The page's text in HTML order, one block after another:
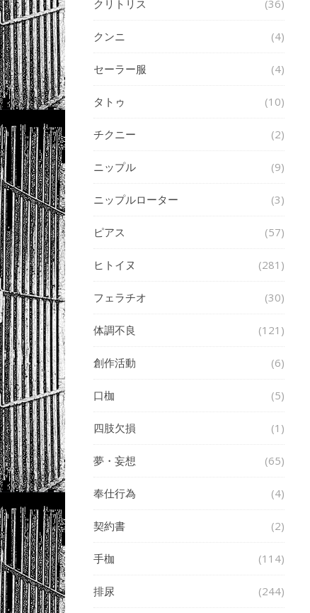
クリトリス (36)
クンニ (4)
セーラー服 (4)
タトゥ (10)
チクニー (2)
ニップル (9)
ニップルローター (3)
ピアス (57)
ヒトイヌ (281)
フェラチオ (30)
体調不良 (121)
創作活動 (6)
口枷 (5)
四肢欠損 (1)
夢・妄想 (65)
奉仕行為 (4)
契約書 (2)
手枷 (114)
排尿 (244)